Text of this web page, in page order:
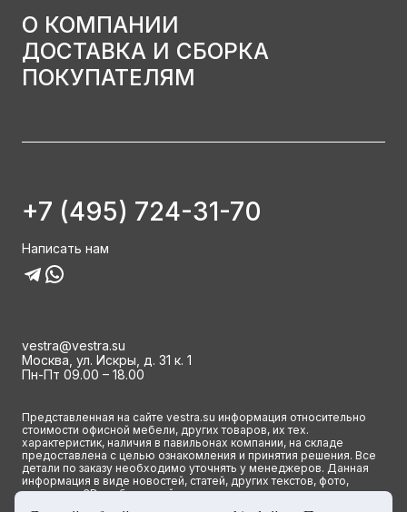
О КОМПАНИИ
ДОСТАВКА И СБОРКА
ПОКУПАТЕЛЯМ
+7 (495) 724-31-70
Написать нам
vestra@vestra.su
Москва, ул. Искры, д. 31 к. 1
Пн-Пт 09.00 – 18.00
Представленная на сайте vestra.su информация относительно
стоимости офисной мебели, других товаров, их тех.
характеристик, наличия в павильонах компании, на складе
предоставлена с целью ознакомления и принятия решения. Все
детали по заказу необходимо уточнять у менеджеров. Данная
информация в виде новостей, статей, других текстов, фото,
картинок и 3D изображений ни при каких условиях не является